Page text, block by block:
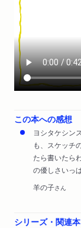
この本への感想
ヨシタケシン
も、スケッチ
たら書いたら
の優しさいっ
羊の子さん
シリーズ・関連本